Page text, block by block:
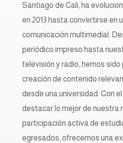
Santiago de Cali, ha
en 2013 hasta convertirse en
comunicación multimedial.
periódico impreso hasta
televisión y radio, hemos sido
creación de contenido
desde una universidad. Con
destacar lo mejor de nuestra
participación activa de
egresados, ofrecemos una